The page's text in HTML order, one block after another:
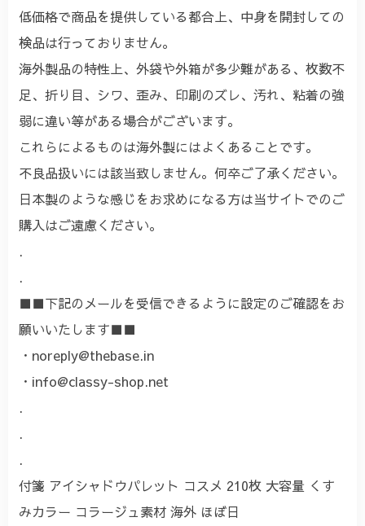
低価格で商品を提供している都合上、中身を開封しての
検品は行っておりません。
海外製品の特性上、外袋や外箱が多少難がある、枚数不
足、折り目、シワ、歪み、印刷のズレ、汚れ、粘着の強
弱に違い等がある場合がございます。
これらによるものは海外製にはよくあることです。
不良品扱いには該当致しません。何卒ご了承ください。
日本製のような感じをお求めになる方は当サイトでのご
購入はご遠慮ください。
.
.
■■下記のメールを受信できるように設定のご確認をお
願いいたします■■
・ noreply@thebase.in
・ info@classy-shop.net
.
.
.
付箋 アイシャドウパレット コスメ 210枚 大容量 くす
みカラー コラージュ素材 海外 ほぼ日